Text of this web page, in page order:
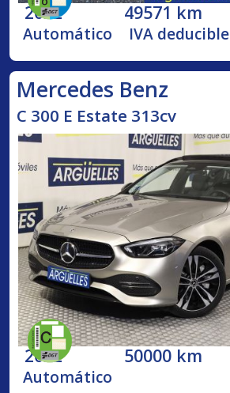
2022 49571 km
Automático IVA deducible
Mercedes Benz
C 300 E Estate 313cv
2022 50000 km
Automático